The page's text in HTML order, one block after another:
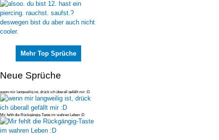
deswegen bist du
Mehr Top Sprüche
Neue Sprüche
wenn mir langweilig ist, drück ich überall gefällt mir :D
Mir fehlt die Rückgängig-Taste im wahren Leben :D